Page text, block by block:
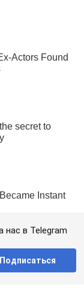
в Telegram
Подписаться